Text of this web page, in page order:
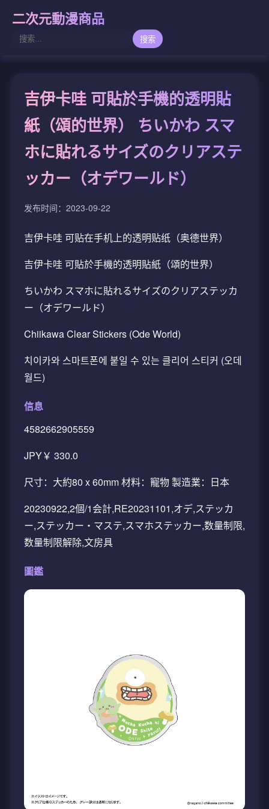
二次元動漫商品
搜索
吉伊卡哇 可貼於手機的透明貼
紙（頌的世界） ちいかわ スマ
ホに貼れるサイズのクリアステ
ッカー（オデワールド）
发布时间：2023-09-22
吉伊卡哇 可贴在手机上的透明贴纸（奥德世界）
吉伊卡哇 可貼於手機的透明貼紙（頌的世界）
ちいかわ スマホに貼れるサイズのクリアステッカ
ー（オデワールド）
Chiikawa Clear Stickers (Ode World)
치이카와 스마트폰에 붙일 수 있는 클리어 스티커 (오데
월드)
信息
4582662905559
JPY￥ 330.0
尺寸：大約80 x 60mm 材料：寵物 製造業：日本
20230922,2個/1会計,RE20231101,オデ,ステッカ
ー,ステッカー・マステ,スマホステッカー,数量制限,
数量制限解除,文房具
圖鑑